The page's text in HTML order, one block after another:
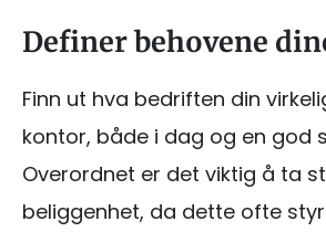
Definer behovene
Finn ut hva bedriften din
kontor, både i dag og en god
Overordnet er det viktig å ta
beliggenhet, da dette ofte